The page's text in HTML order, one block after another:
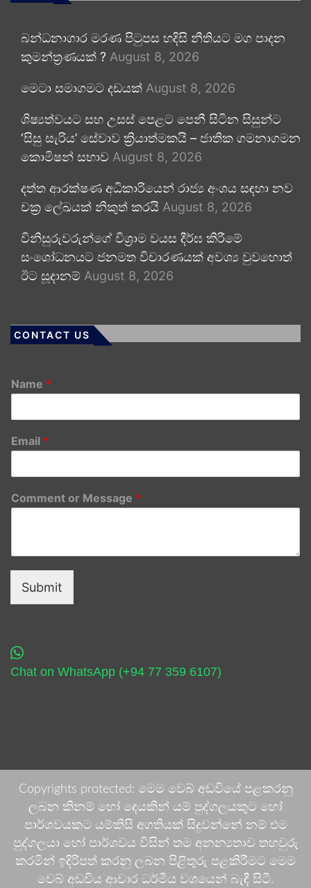
බන්ධනාගාර මරණ පිටුපස හදිසි නීතියට මග පාදන
කුමන්ත්‍රණයක් ? August 8, 2026
මෙටා සමාගමට දඩයක් August 8, 2026
ශිෂ්‍යත්වයට සහ උසස් පෙළට පෙනී සිටින සිසුන්ට
‘සිසු සැරිය’ සේවාව ක්‍රියාත්මකයි – ජාතික ගමනාගමන
කොමිෂන් සභාව August 8, 2026
දත්ත ආරක්ෂණ අධිකාරියෙන් රාජ්‍ය අංශය සඳහා නව
චක්‍ර ලේඛයක් නිකුත් කරයි August 8, 2026
විනිසුරුවරුන්ගේ විශ්‍රාම වයස දීර්ඝ කිරීමේ
සංශෝධනයට ජනමත විචාරණයක් අවශ්‍ය වුවහොත්
ඊට සූදානම් August 8, 2026
CONTACT US
Name *
Email *
Comment or Message *
Submit
Chat on WhatsApp (+94 77 359 6107)
Copyrights protected: මෙම වෙබ් අඩවියේ පළකරනු
ලබන කිනම් හෝ දෙයකින් යම් පුද්ගලයකුට හෝ
පාර්ශවයකට යම්කිසි අගතියක් සිදුවන්නේ නම් එම
පුද්ගලයා හෝ පාර්ශවය විසින් තම අනන්‍යතාව තහවුරු
කරමින් ඉදිරිපත් කරනු ලබන පිළිතුරු පළකිරීමට මෙම
වෙබ් අඩවිය ආචාර ධර්මීය වශයෙන් බැඳී සිටී.